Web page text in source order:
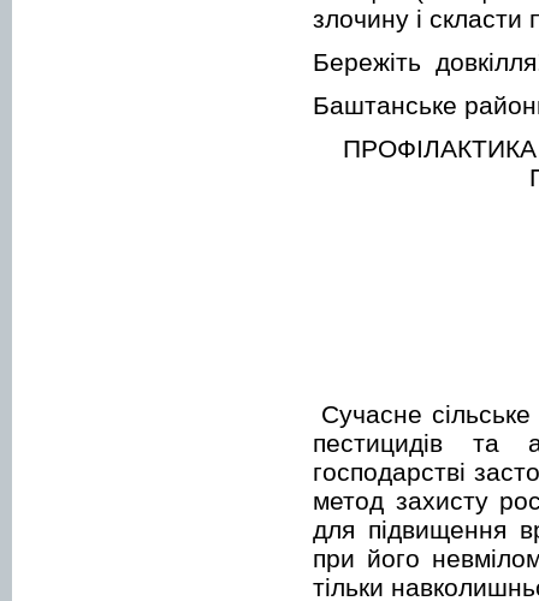
злочину і
Бережіть
Баштанське
Сучасне
пестицидів та
господарстві
метод захисту
для підвищення
при його
тільки